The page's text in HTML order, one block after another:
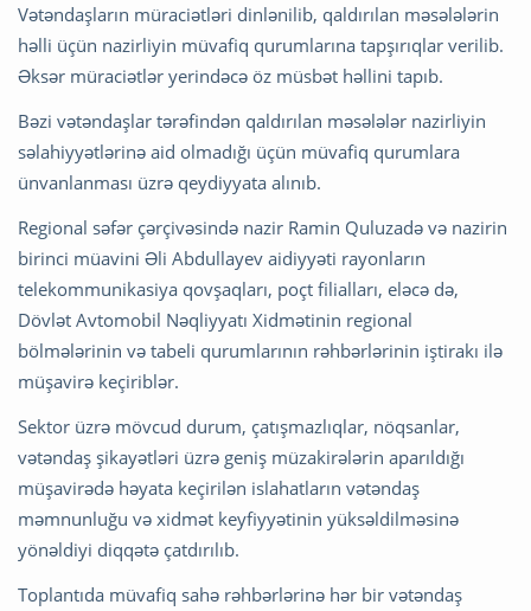
Vətəndaşların müraciətləri dinlənilib, qaldırılan məsələlərin
həlli üçün nazirliyin müvafiq qurumlarına tapşırıqlar verilib.
Əksər müraciətlər yerindəcə öz müsbət həllini tapıb.
Bəzi vətəndaşlar tərəfindən qaldırılan məsələlər nazirliyin
səlahiyyətlərinə aid olmadığı üçün müvafiq qurumlara
ünvanlanması üzrə qeydiyyata alınıb.
Regional səfər çərçivəsində nazir Ramin Quluzadə və nazirin
birinci müavini Əli Abdullayev aidiyyəti rayonların
telekommunikasiya qovşaqları, poçt filialları, eləcə də,
Dövlət Avtomobil Nəqliyyatı Xidmətinin regional
bölmələrinin və tabeli qurumlarının rəhbərlərinin iştirakı ilə
müşavirə keçiriblər.
Sektor üzrə mövcud durum, çatışmazlıqlar, nöqsanlar,
vətəndaş şikayətləri üzrə geniş müzakirələrin aparıldığı
müşavirədə həyata keçirilən islahatların vətəndaş
məmnunluğu və xidmət keyfiyyətinin yüksəldilməsinə
yönəldiyi diqqətə çatdırılıb.
Toplantıda müvafiq sahə rəhbərlərinə hər bir vətəndaş